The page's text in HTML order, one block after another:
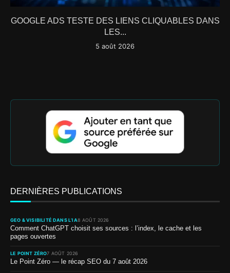
GOOGLE ADS TESTE DES LIENS CLIQUABLES DANS
LES...
5 août 2026
DERNIÈRES PUBLICATIONS
GEO & VISIBILITÉ DANS L’IA8 AOÛT 2026
Comment ChatGPT choisit ses sources : l’index, le cache et les
pages ouvertes
LE POINT ZÉRO7 AOÛT 2026
Le Point Zéro — le récap SEO du 7 août 2026